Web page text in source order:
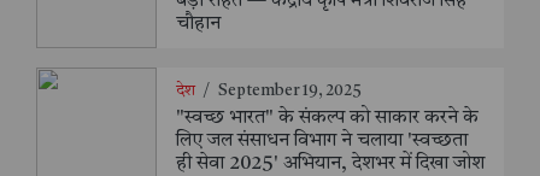
चौहान
देश / September 19, 2025
"स्वच्छ भारत" के संकल्प को साकार करने के
लिए जल संसाधन विभाग ने चलाया 'स्वच्छता
ही सेवा 2025' अभियान, देशभर में दिखा जोश